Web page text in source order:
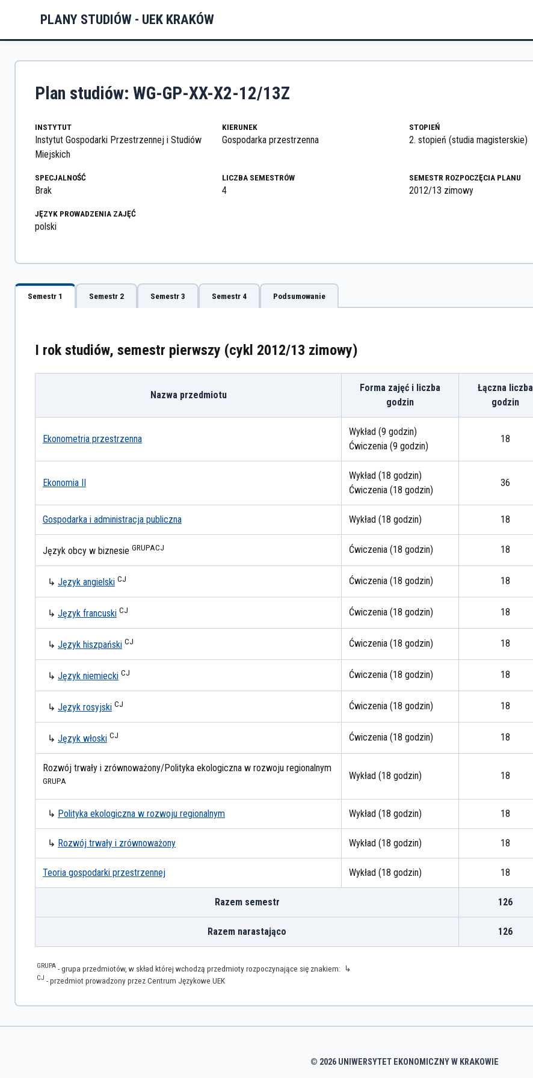
PLANY STUDIÓW - UEK KRAKÓW
Plan studiów: WG-GP-XX-X2-12/13Z
INSTYTUT
Instytut Gospodarki Przestrzennej i Studiów
Miejskich
KIERUNEK
Gospodarka przestrzenna
STOPIEŃ
2. stopień (studia magisterskie)
SPECJALNOŚĆ
Brak
LICZBA SEMESTRÓW
4
SEMESTR ROZPOCZĘCIA PLANU
2012/13 zimowy
JĘZYK PROWADZENIA ZAJĘĆ
polski
Semestr 1 Semestr 2 Semestr 3 Semestr 4 Podsumowanie
I rok studiów, semestr pierwszy (cykl 2012/13 zimowy)
Nazwa przedmiotu
Forma zajęć i liczba
godzin
Łączna liczba
godzin
Ekonometria przestrzenna
Wykład (9 godzin)
Ćwiczenia (9 godzin)
18
Ekonomia II
Wykład (18 godzin)
Ćwiczenia (18 godzin)
36
Gospodarka i administracja publiczna Wykład (18 godzin) 18
Język obcy w biznesie GRUPACJ Ćwiczenia (18 godzin) 18
↳ Język angielski CJ Ćwiczenia (18 godzin) 18
↳ Język francuski CJ Ćwiczenia (18 godzin) 18
↳ Język hiszpański CJ Ćwiczenia (18 godzin) 18
↳ Język niemiecki CJ Ćwiczenia (18 godzin) 18
↳ Język rosyjski CJ Ćwiczenia (18 godzin) 18
↳ Język włoski CJ Ćwiczenia (18 godzin) 18
Rozwój trwały i zrównoważony/Polityka ekologiczna w rozwoju regionalnym
GRUPA Wykład (18 godzin) 18
↳ Polityka ekologiczna w rozwoju regionalnym Wykład (18 godzin) 18
↳ Rozwój trwały i zrównoważony Wykład (18 godzin) 18
Teoria gospodarki przestrzennej Wykład (18 godzin) 18
Razem semestr 126
Razem narastająco 126
GRUPA - grupa przedmiotów, w skład której wchodzą przedmioty rozpoczynające się znakiem: ↳
CJ - przedmiot prowadzony przez Centrum Językowe UEK
© 2026 UNIWERSYTET EKONOMICZNY W KRAKOWIE